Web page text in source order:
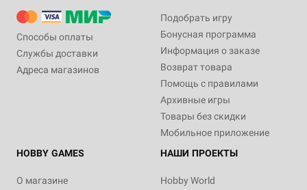
Способы оплаты
Службы доставки
Адреса магазинов
Подобрать игру
Бонусная программа
Информация о заказе
Возврат товара
Помощь с правилами
Архивные игры
Товары без скидки
Мобильное приложение
HOBBY GAMES
О магазине
НАШИ ПРОЕКТЫ
Hobby World